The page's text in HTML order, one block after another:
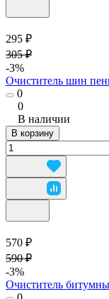
295 ₽
305 ₽
-3%
Очиститель шин
0
0
В наличии
В корзину
570 ₽
590 ₽
-3%
Очиститель